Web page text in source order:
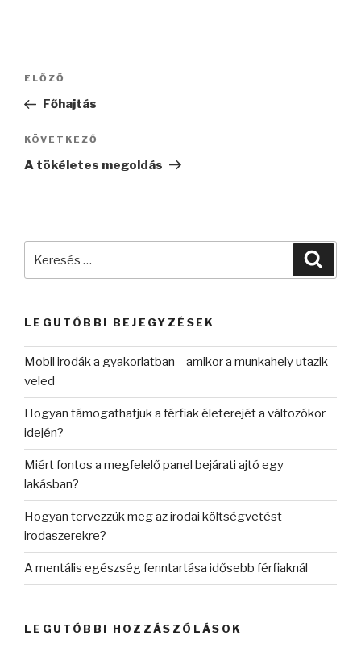
Bejegyzés
Korábbi
bejegyzés
ELŐZŐ
Főhajtás
Következő
bejegyzés
KÖVETKEZŐ
A tökéletes megoldás
LEGUTÓBBI BEJEGYZÉSEK
Mobil irodák a gyakorlatban – amikor a munkahely utazik
veled
Hogyan támogathatjuk a férfiak életerejét a változókor
idején?
Miért fontos a megfelelő panel bejárati ajtó egy
lakásban?
Hogyan tervezzük meg az irodai költségvetést
irodaszerekre?
A mentális egészség fenntartása idősebb férfiaknál
LEGUTÓBBI HOZZÁSZÓLÁSOK